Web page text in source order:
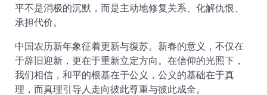
平不是消极的沉默，而是主动地修复关系、化解仇恨、
承担代价。
中国农历新年象征着更新与復苏。新春的意义，不仅在
于辞旧迎新，更在于重新立定方向。在信仰的光照下，
我们相信，和平的根基在于公义，公义的基础在于真
理，而真理引导人走向彼此尊重与彼此成全。